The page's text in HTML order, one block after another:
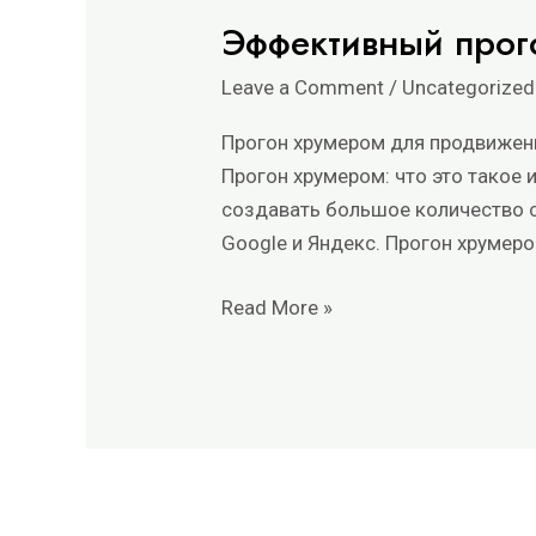
Эффективный
Leave a Comment / Uncategorized
Прогон хрумером для
Прогон хрумером: что это такое
создавать большое количество
Google и Яндекс. Прогон
Эффективный
Хрумером
для
вашего
бизнеса,
результативно
Read More »